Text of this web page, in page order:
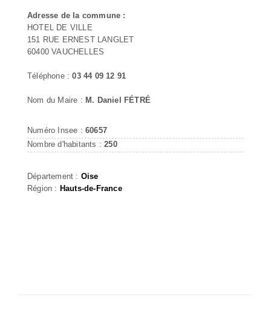
Adresse de la commune :
HOTEL DE VILLE
151 RUE ERNEST LANGLET
60400 VAUCHELLES
Téléphone :03 44 09 12 91
Nom du Maire : M. Daniel FÉTRÉ
Numéro Insee : 60657
Nombre d'habitants :250
Département : Oise
Région : Hauts-de-France